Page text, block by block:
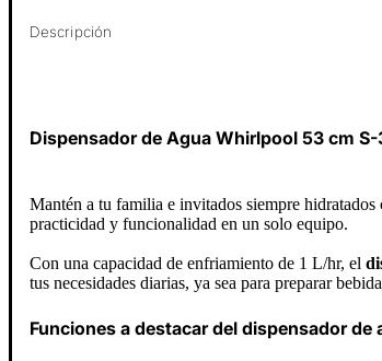
Descripción
Dispensador de Agua Whirlpool 53 cm
Mantén a tu familia e invitados siempre hidratados
practicidad y funcionalidad en un solo equipo.
Con una capacidad de enfriamiento de 1 L/hr, el
tus necesidades diarias, ya sea para preparar
Funciones a destacar del dispensador de